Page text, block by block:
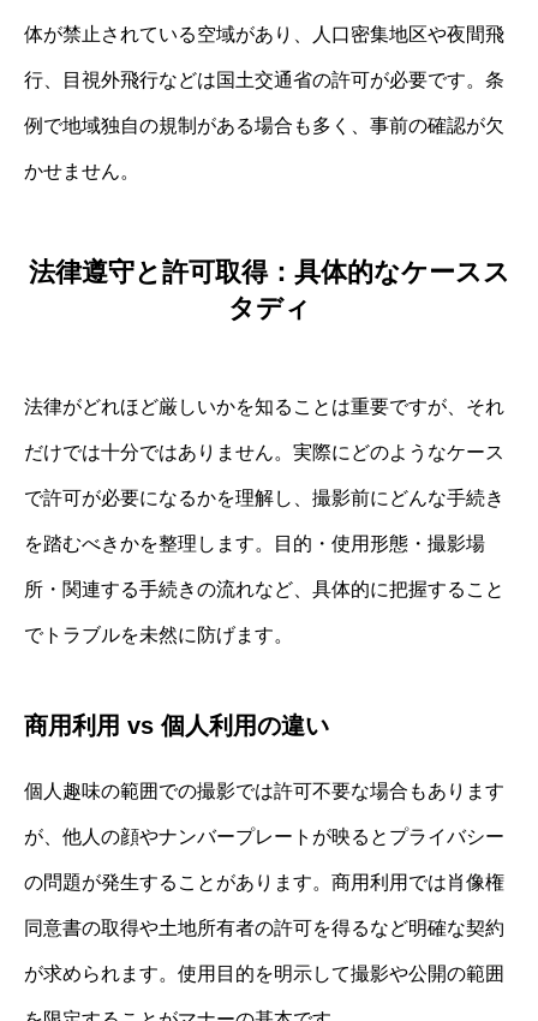
体が禁止されている空域があり、人口密集地区や夜間飛
行、目視外飛行などは国土交通省の許可が必要です。条
例で地域独自の規制がある場合も多く、事前の確認が欠
かせません。
法律遵守と許可取得：具体的なケースス
タディ
法律がどれほど厳しいかを知ることは重要ですが、それ
だけでは十分ではありません。実際にどのようなケース
で許可が必要になるかを理解し、撮影前にどんな手続き
を踏むべきかを整理します。目的・使用形態・撮影場
所・関連する手続きの流れなど、具体的に把握すること
でトラブルを未然に防げます。
商用利用 vs 個人利用の違い
個人趣味の範囲での撮影では許可不要な場合もあります
が、他人の顔やナンバープレートが映るとプライバシー
の問題が発生することがあります。商用利用では肖像権
同意書の取得や土地所有者の許可を得るなど明確な契約
が求められます。使用目的を明示して撮影や公開の範囲